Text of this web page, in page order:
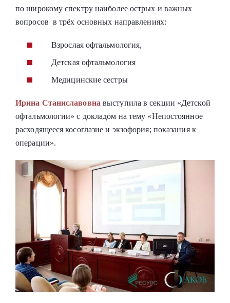
по широкому спектру наиболее острых и важных
вопросов в трёх основных направлениях:
Взрослая офтальмология,
Детская офтальмология
Медицинские сестры
Ирина Станиславовна выступила в секции «Детской
офтальмологии» с докладом на тему «Непостоянное
расходящееся косоглазие и экзофория; показания к
операции».